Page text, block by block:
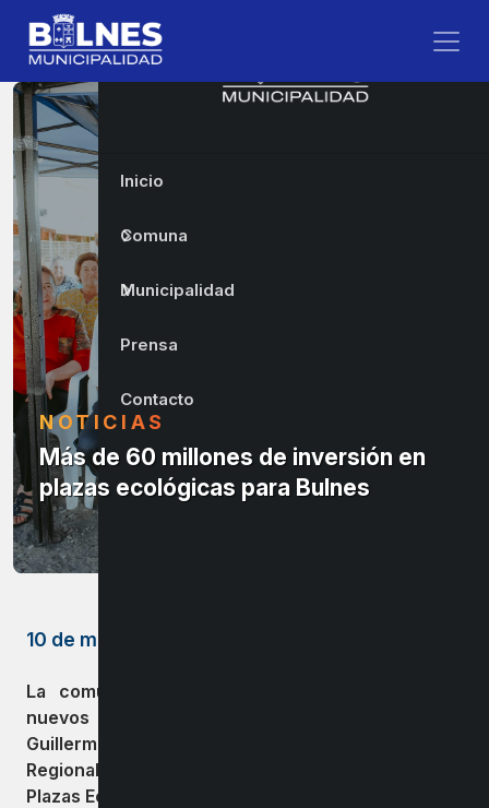
NOTICIAS
Más de 60 millones de inversión en
plazas ecológicas para Bulnes
10 de marzo de 2023
La comuna de Bulnes continua adjudicándose
nuevos proyectos, es así como el alcalde
Guillermo Yeber Rodríguez
Regional, anunciaron el mejoramiento de dos
Plazas Ecológicas situadas en Villa Larqui y en Villa
Inicio
Comuna
Municipalidad
Prensa
Contacto